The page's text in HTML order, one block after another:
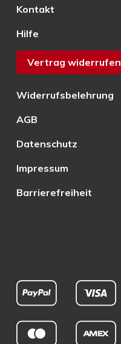
Kontakt
Hilfe
Vertrag widerrufen
Widerrufsbelehrung
AGB
Datenschutz
Impressum
Barrierefreiheit